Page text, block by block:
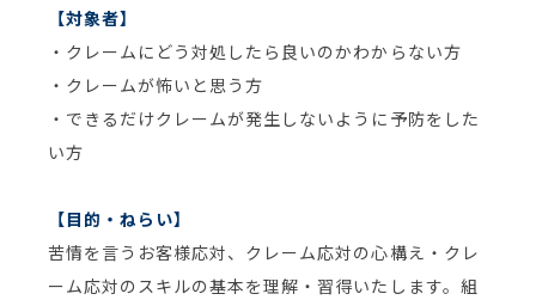
【対象者】
・クレームにどう対処したら良いのかわからない方
・クレームが怖いと思う方
・できるだけクレームが発生しないように予防をした
い方
【目的・ねらい】
苦情を言うお客様応対、クレーム応対の心構え・クレ
ーム応対のスキルの基本を理解・習得いたします。組